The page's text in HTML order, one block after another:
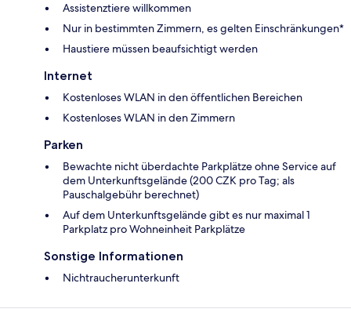
Assistenztiere willkommen
Nur in bestimmten Zimmern, es gelten Einschränkungen*
Haustiere müssen beaufsichtigt werden
Internet
Kostenloses WLAN in den öffentlichen Bereichen
Kostenloses WLAN in den Zimmern
Parken
Bewachte nicht überdachte Parkplätze ohne Service auf
dem Unterkunftsgelände (200 CZK pro Tag; als
Pauschalgebühr berechnet)
Auf dem Unterkunftsgelände gibt es nur maximal 1
Parkplatz pro Wohneinheit Parkplätze
Sonstige Informationen
Nichtraucherunterkunft